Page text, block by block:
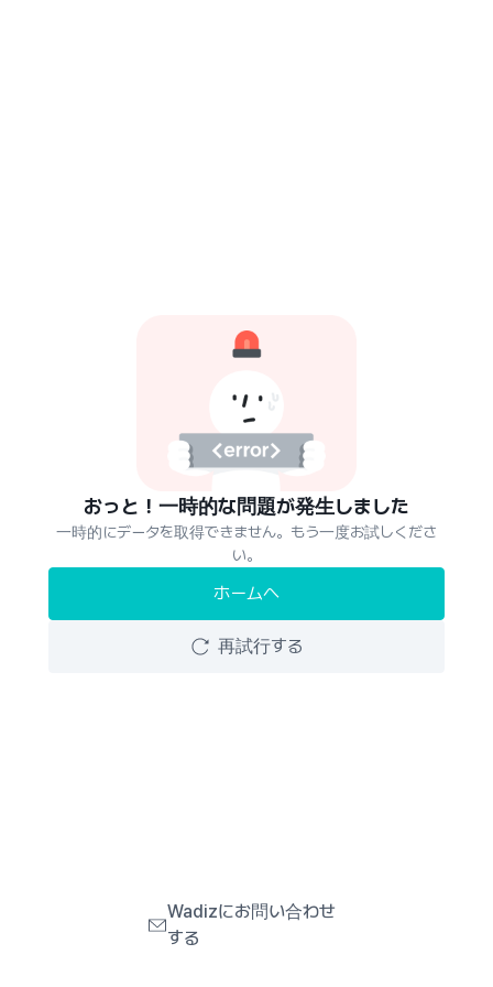
おっと！一時的な問題が発生しました
一時的にデータを取得できません。もう一度お試しくださ
い。
ホームへ
再試行する
Wadizにお問い合わせ
する